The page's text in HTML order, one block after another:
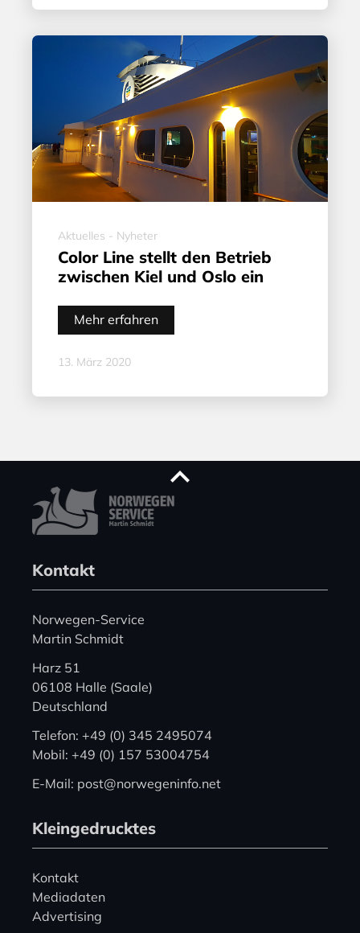
Aktuelles - Nyheter
Color Line stellt den Betrieb
zwischen Kiel und Oslo ein
Mehr erfahren
13. März 2020
Kontakt
Norwegen-Service
Martin Schmidt
Harz 51
06108 Halle (Saale)
Deutschland
Telefon: +49 (0) 345 2495074
Mobil: +49 (0) 157 53004754
E-Mail: post@norwegeninfo.net
Kleingedrucktes
Kontakt
Mediadaten
Advertising